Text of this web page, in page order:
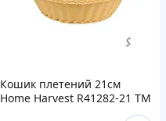
Кошик плетений 21см
Home Harvest R41282-21 ТМ